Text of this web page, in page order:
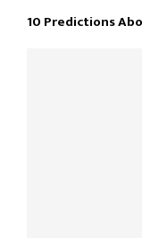
10 Predictions